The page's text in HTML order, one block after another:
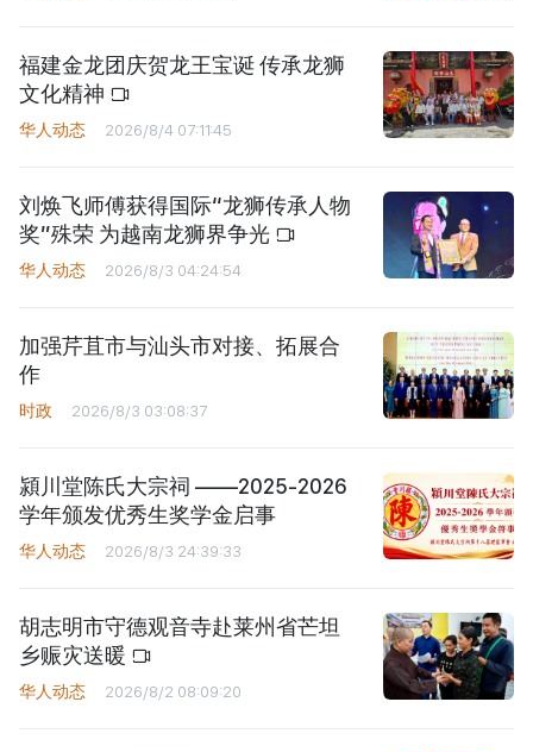
福建金龙团庆贺龙王宝诞 传承龙狮
文化精神
华人动态 2026/8/4 07:11:45
刘焕飞师傅获得国际“龙狮传承人物
奖”殊荣 为越南龙狮界争光
华人动态 2026/8/3 04:24:54
加强芹苴市与汕头市对接、拓展合
作
时政 2026/8/3 03:08:37
潁川堂陈氏大宗祠 ——2025-2026
学年颁发优秀生奖学金启事
华人动态 2026/8/3 24:39:33
胡志明市守德观音寺赴莱州省芒坦
乡赈灾送暖
华人动态 2026/8/2 08:09:20